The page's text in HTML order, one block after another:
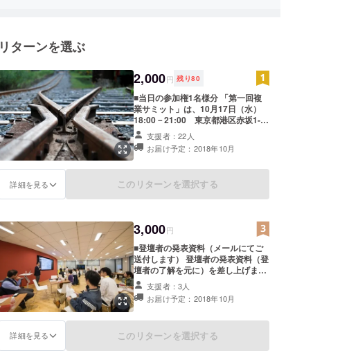
生き続けるのではなく、キャリアにポートフォリオを持つ生
また、今後の人口減少社会において、複数で働く働き方が中
小企業支援にもなることを強く思い、2016年1月より複業支
援を開始。
現在は、各地への複業セミナーの登壇や、facebookの公開グ
ループ”複業 for Japan”などを主宰する。
リターンを選ぶ
2,000円 残り80
■当日の参加権1名様分 「第一回複
業サミット」は、10月17日（水）
18:00－21:00 東京都港区赤坂1-8-
1 赤坂インターシティAIR 13階 株式
会社オカムラ内Open にて開催いた
します。
支援者：22人
お届け予定：2018年10月
詳細を見る このリターンを選択する
3,000円
■登壇者の発表資料（メールにてご
送付します） 登壇者の発表資料（登
壇者の了解を元に）を差し上げま
す。 キャリアや複業の有益な資料と
して、是非ご利用いただけたらと思
います。
支援者：3人
お届け予定：2018年10月
詳細を見る このリターンを選択する